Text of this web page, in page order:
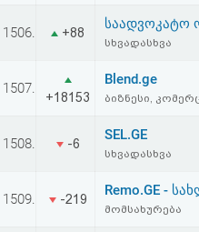
სალიცენზიო
შეთანხმება
და
უარყოფა
1506. +88
საადვოკატო
სხვადასხვა
1507.
+18153
Blend.ge
ბიზნესი,
1508. -6
SEL.GE
სხვადასხვა
1509. -219
Remo.GE -
მომსახურება